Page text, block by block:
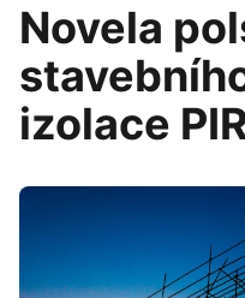
Novela
izolace